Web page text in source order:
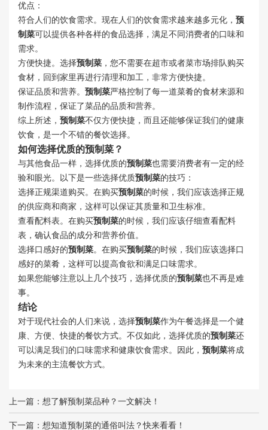
优点：
符合人们的饮食需求。现在人们的饮食需求越来越多元化， 预
制菜可以提供各种各样的食品选择，满足不同消费者的口味和
需求。
方便快捷。选择预制菜 ，您不需要在超市或者菜市场排队购买
食材，回到家里再进行清理和加工，非常方便快捷。
保证品质和营养。 预制菜严格控制了每一道菜肴的食材来源和
制作流程，保证了菜品的品质和营养。
综上所述， 预制菜不仅方便快捷，而且还能够保证我们的健康
饮食，是一个不错的餐饮选择。
如何选择优质的预制菜 ？
与其他食品一样，选择优质的预制菜也需要消费者有一定的经
验和眼光。以下是一些选择优质预制菜的技巧：
选择正规渠道购买。在购买预制菜的时候，我们应该选择正规
的供应商和商家，这样可以保证其质量和卫生标准。
查看配料表。在购买预制菜的时候，我们应该仔细查看配料
表，确认食品的成分和营养价值。
选择口感好的预制菜。在购买预制菜的时候，我们应该选择口
感好的菜肴，这样可以提高食欲和满足口味需求。
如果您能够注意以上几个技巧，选择优质的预制菜也不再是难
事。
结论
对于现代社会的人们来说，选择预制菜作为午餐选择是一个健
康、方便、快捷的餐饮方式。不仅如此，选择优质的预制菜还
可以满足我们的口味需求和健康饮食需求。因此， 预制菜将成
为未来的主流餐饮方式。
上一篇： 想了解预制菜品种？一文解决！
下一篇： 想知道预制菜的通俗叫法？快来看看！